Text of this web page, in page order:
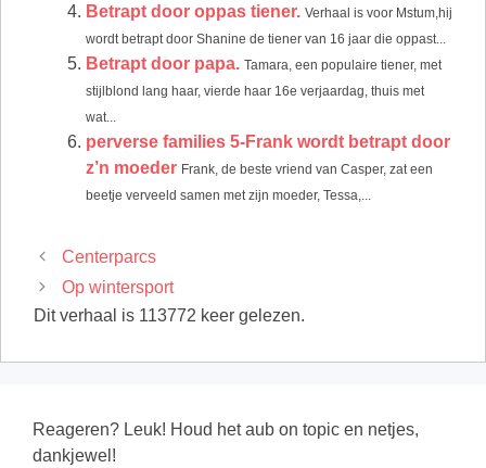
Betrapt door oppas tiener. Verhaal is voor Mstum,hij
wordt betrapt door Shanine de tiener van 16 jaar die oppast...
Betrapt door papa. Tamara, een populaire tiener, met
stijlblond lang haar, vierde haar 16e verjaardag, thuis met
wat...
perverse families 5-Frank wordt betrapt door
z’n moeder Frank, de beste vriend van Casper, zat een
beetje verveeld samen met zijn moeder, Tessa,...
Centerparcs
Op wintersport
Dit verhaal is 113772 keer gelezen.
Reageren? Leuk! Houd het aub on topic en netjes,
dankjewel!